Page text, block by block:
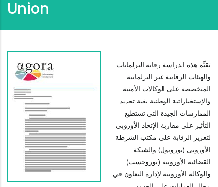
Union
تقيِّم هذه الدراسة رقابة البرلمانات
والهيئات الرقابية غير البرلمانية
المتخصصة على الوكالات الأمنية
والإستخباراتية الوطنية بغية تحديد
الممارسات الجيدة التي تستطيع
التأثير على مقاربة الإتحاد الأوروبي
لتعزيز الرقابة على مكتب الشرطة
الأوروبي (يوروبول) والشبكة
القضائية الأوروبية (يوروجست)
والوكالة الأوروبية لإدارة التعاون في